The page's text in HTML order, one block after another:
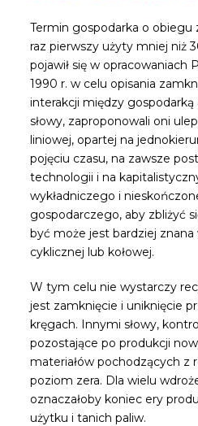
Termin gospodarka o obiegu
raz pierwszy użyty mniej niż
pojawił się w opracowaniach
1990 r. w celu opisania
interakcji między
słowy, zaproponowali oni
liniowej, opartej na
pojęciu czasu, na zawsze
technologii i na
wykładniczego i
gospodarczego, aby zbliżyć
być może jest bardziej
cyklicznej lub kołowej.
W tym celu nie wystarczy
jest zamknięcie i uniknięcie
kręgach. Innymi słowy,
pozostające po produkcji
materiałów pochodzących z
poziom zera. Dla wielu
oznaczałoby koniec ery
użytku i tanich paliw.